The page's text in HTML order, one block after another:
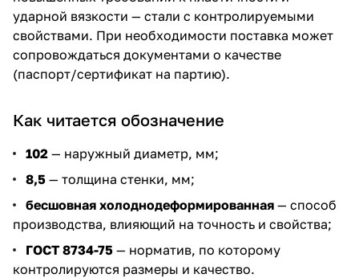
ударной вязкости — стали с контролируемыми
свойствами. При необходимости поставка может
сопровождаться документами о качестве
(паспорт/сертификат на партию).
Как читается обозначение
102 — наружный диаметр, мм;
8,5 — толщина стенки, мм;
бесшовная холоднодеформированная — способ
производства, влияющий на точность и свойства;
ГОСТ 8734-75 — норматив, по которому
контролируются размеры и качество.